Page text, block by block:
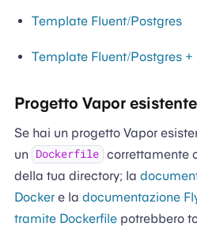
Template Fluent/Postgres
Template Fluent/Postgres +
Progetto Vapor esistente
Se hai un progetto Vapor
un Dockerfile correttamente
della tua directory; la
Dockere la documentazione
tramite Dockerfilepotrebbero